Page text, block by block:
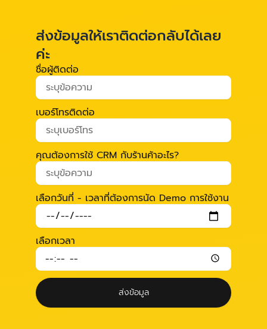
ส่งข้อมูลให้เราติดต่อกลับได้เลย
ค่ะ
ชื่อผู้ติดต่อ
เบอร์โทรติดต่อ
คุณต้องการใช้ CRM กับร้านค้าอะไร?
เลือกวันที่ - เวลาที่ต้องการนัด Demo การใช้งาน
เลือกเวลา
ส่งข้อมูล